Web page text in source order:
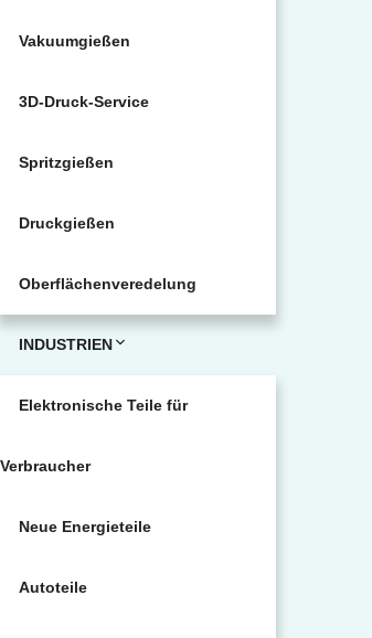
Vakuumgießen
3D-Druck-Service
Spritzgießen
Druckgießen
Oberflächenveredelung
INDUSTRIEN
Elektronische Teile für
Verbraucher
Neue Energieteile
Autoteile